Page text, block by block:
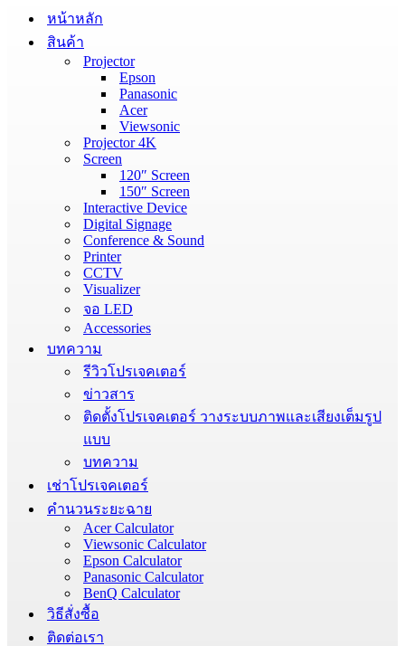
หน้าหลัก
สินค้า
Projector
Epson
Panasonic
Acer
Viewsonic
Projector 4K
Screen
120″ Screen
150″ Screen
Interactive Device
Digital Signage
Conference & Sound
Printer
CCTV
Visualizer
จอ LED
Accessories
บทความ
รีวิวโปรเจคเตอร์
ข่าวสาร
ติดตั้งโปรเจคเตอร์ วางระบบภาพและเสียงเต็มรูป
แบบ
บทความ
เช่าโปรเจคเตอร์
คำนวนระยะฉาย
Acer Calculator
Viewsonic Calculator
Epson Calculator
Panasonic Calculator
BenQ Calculator
วิธีสั่งซื้อ
ติดต่อเรา